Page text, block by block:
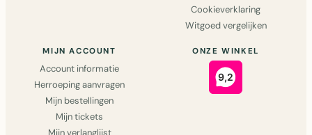
Cookieverklaring
Witgoed vergelijken
MIJN ACCOUNT
Account informatie
Herroeping aanvragen
Mijn bestellingen
Mijn tickets
Mijn verlanglijst
ONZE WINKEL